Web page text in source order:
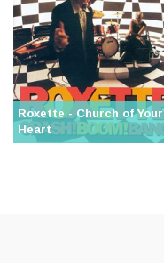
Roxette - Church of Your
Heart